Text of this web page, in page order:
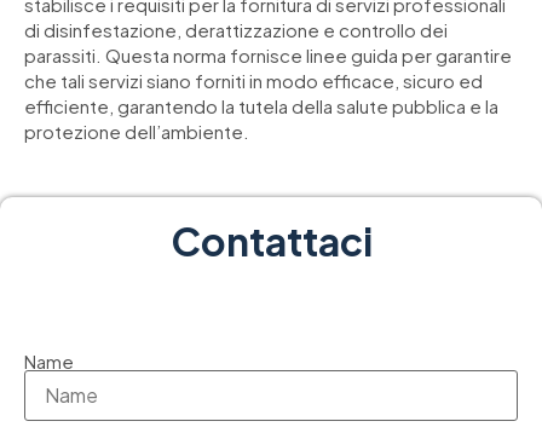
di disinfestazione, derattizzazione e controllo dei
parassiti. Questa norma fornisce linee guida per garantire
che tali servizi siano forniti in modo efficace, sicuro ed
efficiente, garantendo la tutela della salute pubblica e la
protezione dell’ambiente.
Contattaci
Name